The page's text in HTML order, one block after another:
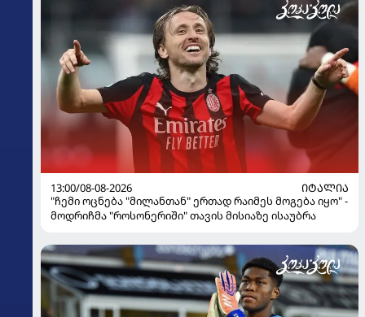
13:00/08-08-2026
ᲘᲢᲐᲚᲘᲐ
"ჩემი ოცნება "მილანთან" ერთად რაიმეს მოგება იყო" -
მოდრიჩმა "როსონერიში" თავის მისიაზე ისაუბრა